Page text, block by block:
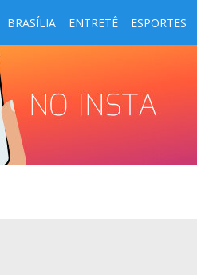
BRASÍLIA ENTRETÊ ESPORTES